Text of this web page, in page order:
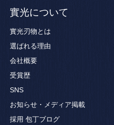
實光について
實光刃物とは
選ばれる理由
会社概要
受賞歴
SNS
お知らせ・メディア掲載
採用 包丁ブログ